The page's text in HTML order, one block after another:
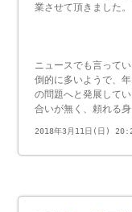
業させて頂きました。
ニュースでも言って
倒的に多いようで、
の問題へと発展して
合いが無く、頼れる
2018年3月11日(日)